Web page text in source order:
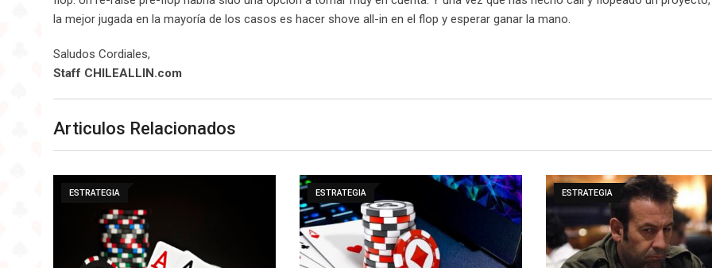
la mejor jugada en la mayoría de los casos es hacer shove all-in en el flop y esperar ganar la mano.
Saludos Cordiales,
Staff CHILEALLIN.com
Articulos Relacionados
ESTRATEGIA ESTRATEGIA ESTRATEGIA